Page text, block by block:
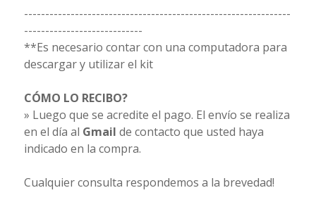
---------------------------------------------------------------
----------------------------
**Es necesario contar con una computadora para
descargar y utilizar el kit
CÓMO LO RECIBO?
» Luego que se acredite el pago. El envío se realiza
en el día al Gmail de contacto que usted haya
indicado en la compra.
Cualquier consulta respondemos a la brevedad!